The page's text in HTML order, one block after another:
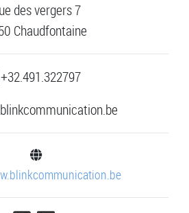
des vergers 7
Chaudfontaine
+32.491.322797